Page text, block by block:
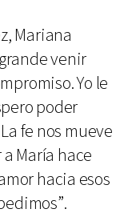
Mariana
venir
Yo le
poder
fe nos mueve
María hace
hacia esos